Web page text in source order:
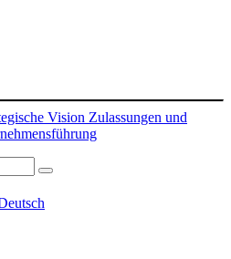
Vision Zulassungen und